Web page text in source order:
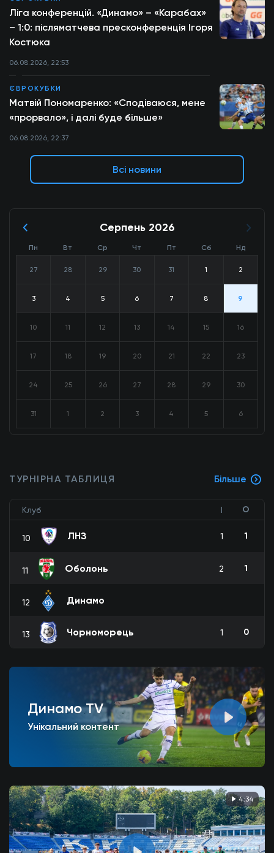
Ліга конференцій. «Динамо» – «Карабах»
– 1:0: післяматчева пресконференція Ігоря
Костюка
06.08.2026, 22:53
ЄВРОКУБКИ
Матвій Пономаренко: «Сподіваюся, мене
«прорвало», і далі буде більше»
06.08.2026, 22:37
Всі новини
Серпень 2026
Пн Вт Ср Чт Пт Сб Нд
27 28 29 30 31 1 2
3 4 5 6 7 8 9
10 11 12 13 14 15 16
17 18 19 20 21 22 23
24 25 26 27 28 29 30
31 1 2 3 4 5 6
ТУРНІРНА ТАБЛИЦЯ Більше
Клуб І О
10 ЛНЗ 1 1
11 Оболонь 2 1
12 Динамо
13 Чорноморець 1 0
Динамо TV
Унікальний контент
4:34